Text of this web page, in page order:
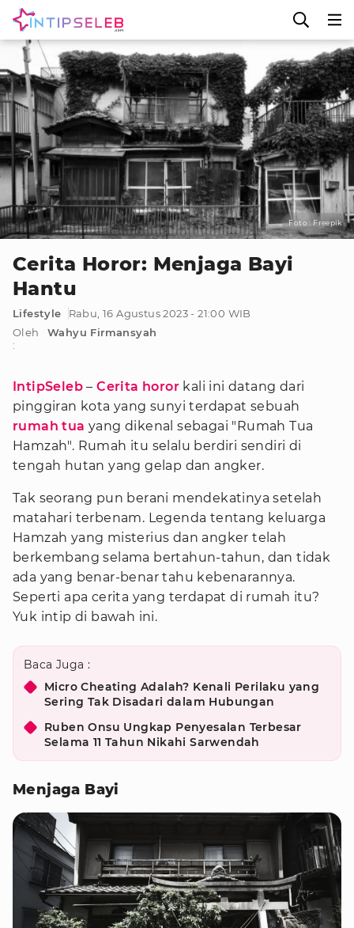
Foto : Freepik
Cerita Horor: Menjaga Bayi
Hantu
Lifestyle
Rabu, 16 Agustus 2023 - 21:00 WIB
Oleh
:
Wahyu Firmansyah
IntipSeleb –Cerita horor kali ini datang dari
pinggiran kota yang sunyi terdapat sebuah
rumah tua yang dikenal sebagai "Rumah Tua
Hamzah". Rumah itu selalu berdiri sendiri di
tengah hutan yang gelap dan angker.
Tak seorang pun berani mendekatinya setelah
matahari terbenam. Legenda tentang keluarga
Hamzah yang misterius dan angker telah
berkembang selama bertahun-tahun, dan tidak
ada yang benar-benar tahu kebenarannya.
Seperti apa cerita yang terdapat di rumah itu?
Yuk intip di bawah ini.
Baca Juga :
Micro Cheating Adalah? Kenali Perilaku yang
Sering Tak Disadari dalam Hubungan
Ruben Onsu Ungkap Penyesalan Terbesar
Selama 11 Tahun Nikahi Sarwendah
Menjaga Bayi